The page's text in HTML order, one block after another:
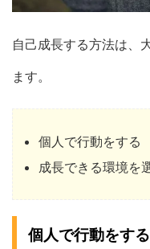
自己成長する方法は、
ます。
個人で行動をする
成長できる環境を
個人で行動をする